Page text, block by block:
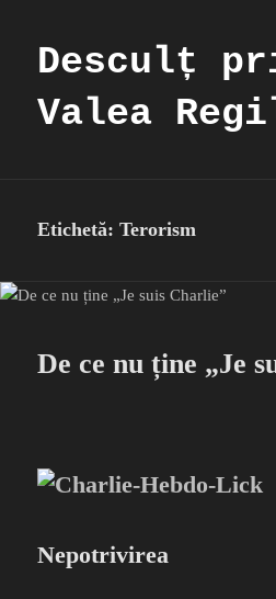
Desculț
Valea
Etichetă:Terorism
De ce nu ține „Je
Nepotrivirea